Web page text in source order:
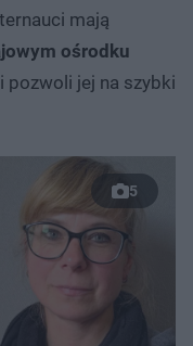
mają
ośrodku
i pozwoli jej na szybki
5